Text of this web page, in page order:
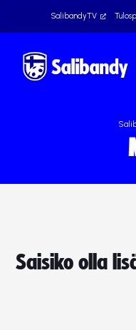
SalibandyTV
Saisiko olla